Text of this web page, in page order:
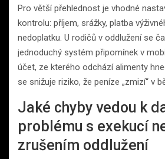
Pro větší přehlednost je vhodné
kontrolu: příjem, srážky, platba
nedoplatku. U rodičů v oddlužení se
jednoduchý systém připomínek v
účet, ze kterého odchází alimenty
se snižuje riziko, že peníze „zmizí“ v
Jaké chyby vedou k
problému s exekucí
zrušením oddlužení